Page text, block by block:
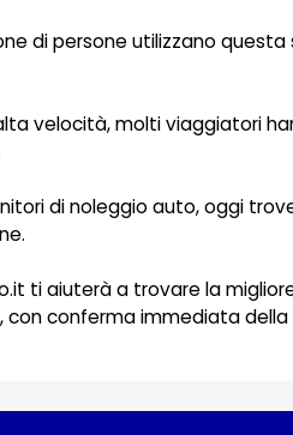
di persone utilizzano
velocità, molti viaggiatori
di noleggio auto, oggi
ti aiuterà a trovare la
conferma immediata della